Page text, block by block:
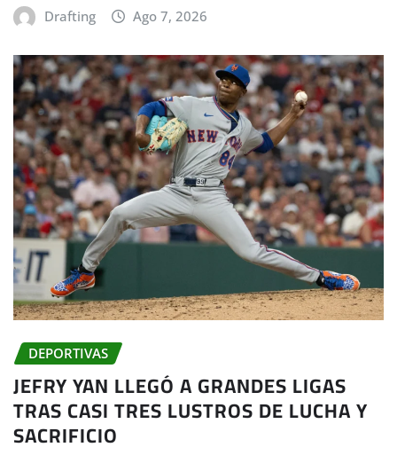
Drafting Ago 7, 2026
DEPORTIVAS
JEFRY YAN LLEGÓ A GRANDES LIGAS
TRAS CASI TRES LUSTROS DE LUCHA Y
SACRIFICIO